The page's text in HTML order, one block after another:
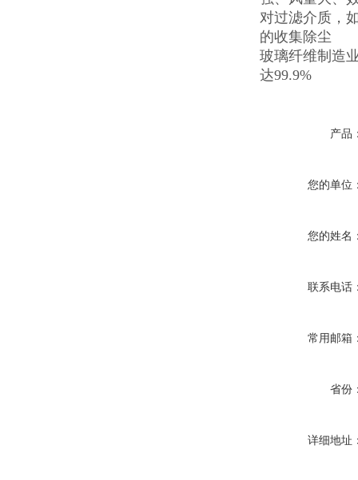
对过滤介质，
的收集除尘
玻璃纤维制造
达99.9%
产品
您的单位
您的姓名
联系电话
常用邮箱
省份
详细地址